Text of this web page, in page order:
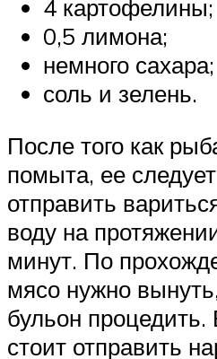
4 картофелины;
0,5 лимона;
немного сахара;
соль и зелень.
После того как
помыта, ее
отправить
воду на
минут. По
мясо нужно
бульон процедить.
стоит отправить